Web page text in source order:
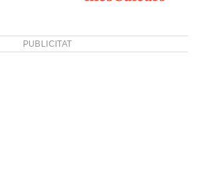
PUBLICITAT